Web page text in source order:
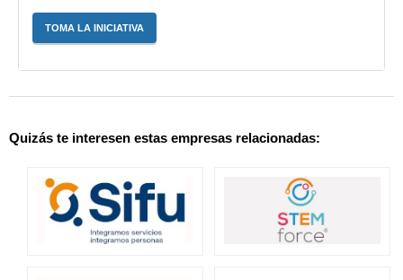
TOMA LA INICIATIVA
Quizás te interesen estas empresas relacionadas: